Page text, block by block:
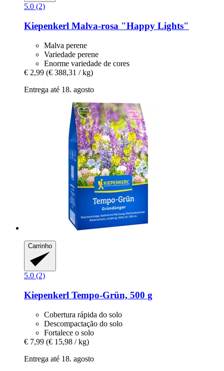
5.0 (2)
Kiepenkerl Malva-​rosa "Happy Lights"
Malva perene
Variedade perene
Enorme variedade de cores
€ 2,99 (€ 388,31 / kg)
Entrega até 18. agosto
Carrinho
5.0 (2)
Kiepenkerl Tempo-​Grün, 500 g
Cobertura rápida do solo
Descompactação do solo
Fortalece o solo
€ 7,99 (€ 15,98 / kg)
Entrega até 18. agosto